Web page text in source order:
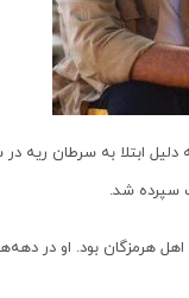
سپرده شد.